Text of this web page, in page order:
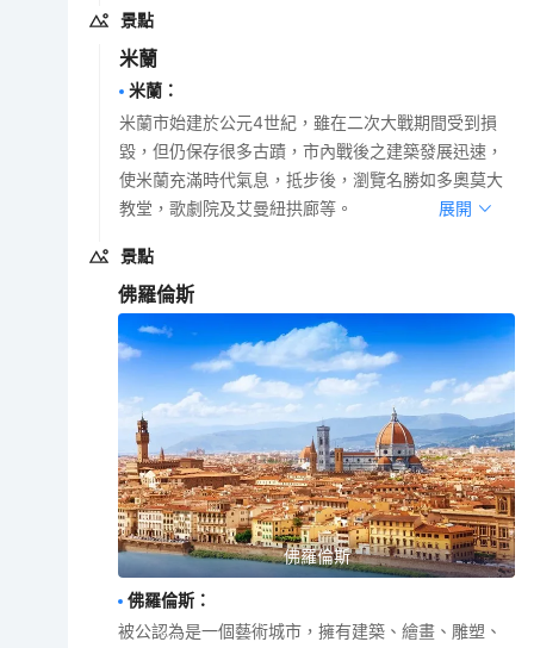
景點
米蘭
米蘭 ：
米蘭市始建於公元4世紀，雖在二次大戰期間受到損
毀，但仍保存很多古蹟，市內戰後之建築發展迅速，
使米蘭充滿時代氣息，抵步後，瀏覽名勝如多奧莫大
教堂，歌劇院及艾曼紐拱廊等。
展開
景點
佛羅倫斯
佛羅倫斯
佛羅倫斯 ：
被公認為是一個藝術城市，擁有建築、繪畫、雕塑、